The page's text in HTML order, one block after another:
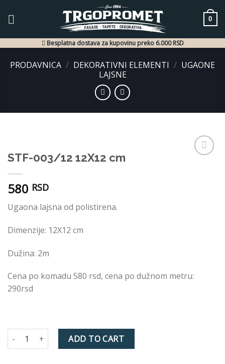
0
Besplatna dostava za kupovinu preko 6.000 RSD
PRODAVNICA / DEKORATIVNI ELEMENTI / UGAONE
LAJSNE
STF-003/12 12X12 cm
580 RSD
Ugaona lajsna od polistirena.
Dimenzije: 12X12 cm
Dužina: 2m
Cena po komadu 580 rsd, cena po dužnom metru:
290rsd
STF-003/12 12X12 cm quantity
ADD TO CART